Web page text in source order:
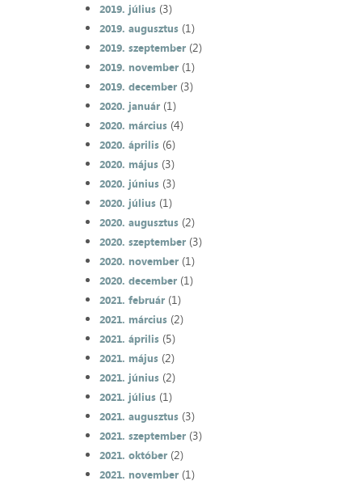
2019. július(3)
2019. augusztus(1)
2019. szeptember(2)
2019. november(1)
2019. december(3)
2020. január(1)
2020. március(4)
2020. április(6)
2020. május(3)
2020. június(3)
2020. július(1)
2020. augusztus(2)
2020. szeptember(3)
2020. november(1)
2020. december(1)
2021. február(1)
2021. március(2)
2021. április(5)
2021. május(2)
2021. június(2)
2021. július(1)
2021. augusztus(3)
2021. szeptember(3)
2021. október(2)
2021. november(1)